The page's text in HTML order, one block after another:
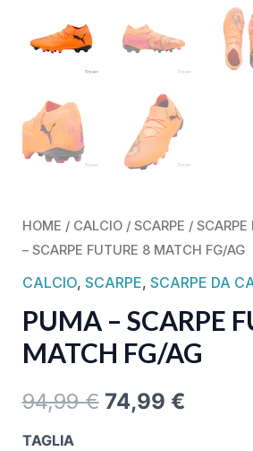
HOME / CALCIO/ SCARPE / SCARPE
– SCARPE FUTURE 8 MATCH FG/AG
CALCIO, SCARPE, SCARPE DA
PUMA – SCARPE
MATCH FG/AG
94,99€ 74,99 €
TAGLIA